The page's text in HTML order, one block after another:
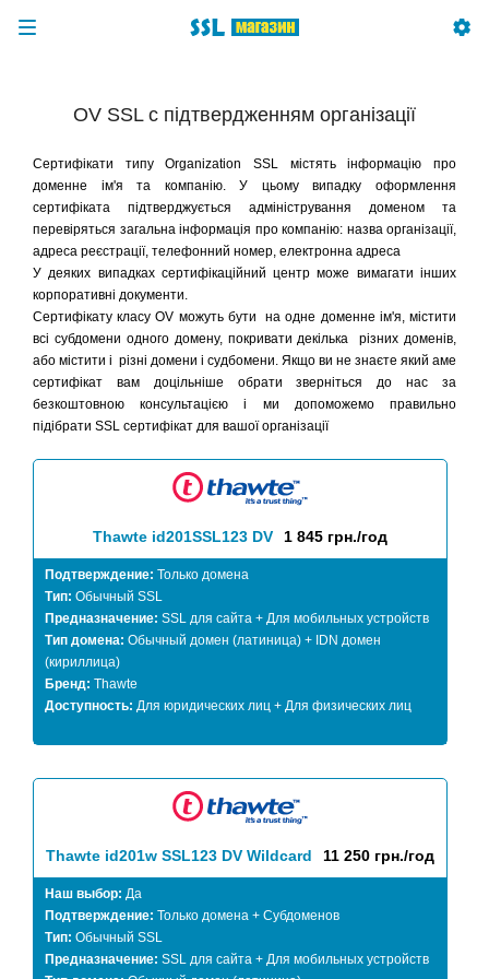
OV SSL с підтвердженням організації
Сертифікати типу Organization SSL містять інформацію про
доменне ім'я та компанію. У цьому випадку оформлення
сертифіката підтверджується адміністрування доменом та
перевіряться загальна інформація про компанію: назва організації,
адреса реєстрації, телефонний номер, електронна адреса
У деяких випадках сертифікаційний центр може вимагати інших
корпоративні документи.
Сертифікату класу OV можуть бути на одне доменне ім'я, містити
всі субдомени одного домену, покривати декілька різних доменів,
або містити і різні домени і судбомени. Якщо ви не знаєте який аме
сертифікат вам доцільніше обрати зверніться до нас за
безкоштовною консультацією і ми допоможемо правильно
підібрати SSL сертифікат для вашої організації
Thawte id201SSL123 DV 1 845 грн./год
Подтверждение: Только домена
Тип: Обычный SSL
Предназначение: SSL для сайта + Для мобильных устройств
Тип домена: Обычный домен (латиница) + IDN домен
(кириллица)
Бренд: Thawte
Доступность: Для юридических лиц + Для физических лиц
Thawte id201w SSL123 DV Wildcard 11 250 грн./год
Наш выбор: Да
Подтверждение: Только домена + Субдоменов
Тип: Обычный SSL
Предназначение: SSL для сайта + Для мобильных устройств